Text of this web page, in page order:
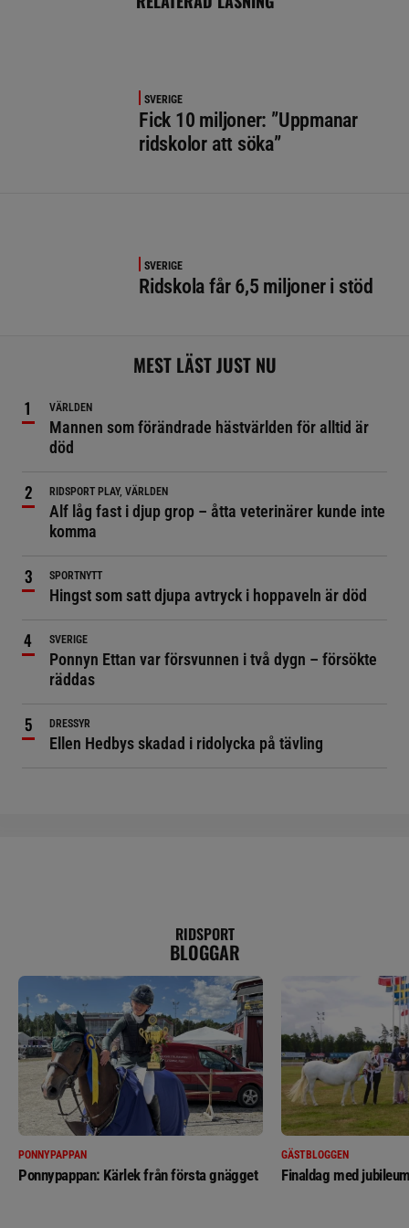
SVERIGE
Fick 10 miljoner: ”Uppmanar
ridskolor att söka”
SVERIGE
Ridskola får 6,5 miljoner i stöd
MEST LÄST JUST NU
VÄRLDEN
Mannen som förändrade hästvärlden för alltid är
död
RIDSPORT PLAY, VÄRLDEN
Alf låg fast i djup grop – åtta veterinärer kunde inte
komma
SPORTNYTT
Hingst som satt djupa avtryck i hoppaveln är död
SVERIGE
Ponnyn Ettan var försvunnen i två dygn – försökte
räddas
DRESSYR
Ellen Hedbys skadad i ridolycka på tävling
RIDSPORT
BLOGGAR
PONNYPAPPAN
Ponnypappan: Kärlek från första gnägget
GÄSTBLOGGEN
Finaldag med